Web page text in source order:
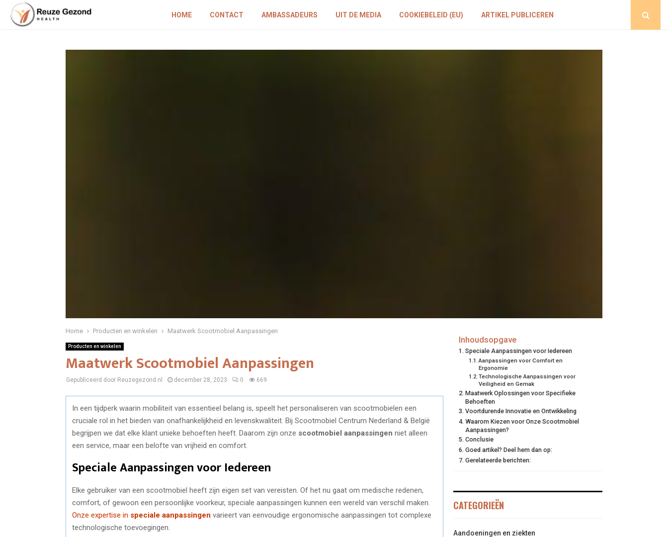
HOME CONTACT AMBASSADEURS UIT DE MEDIA COOKIEBELEID (EU) ARTIKEL PUBLICEREN
Home Producten en winkelen Maatwerk Scootmobiel Aanpassingen
Producten en winkelen
Maatwerk Scootmobiel Aanpassingen
Gepubliceerd door Reuzegezond.nl december 28, 2023 0 669
In een tijdperk waarin mobiliteit van essentieel belang is, speelt het personaliseren van scootmobielen een
cruciale rol in het bieden van onafhankelijkheid en levenskwaliteit. Bij Scootmobiel Centrum Nederland & België
begrijpen we dat elke klant unieke behoeften heeft. Daarom zijn onze scootmobiel aanpassingen niet alleen
een service, maar een belofte van vrijheid en comfort.
Speciale Aanpassingen voor Iedereen
Elke gebruiker van een scootmobiel heeft zijn eigen set van vereisten. Of het nu gaat om medische redenen,
comfort, of gewoon een persoonlijke voorkeur, speciale aanpassingen kunnen een wereld van verschil maken.
Onze expertise in speciale aanpassingen varieert van eenvoudige ergonomische aanpassingen tot complexe
technologische toevoegingen.
Inhoudsopgave
Speciale Aanpassingen voor Iedereen
Aanpassingen voor Comfort en
Ergonomie
Technologische Aanpassingen voor
Veiligheid en Gemak
Maatwerk Oplossingen voor Specifieke
Behoeften
Voortdurende Innovatie en Ontwikkeling
Waarom Kiezen voor Onze Scootmobiel
Aanpassingen?
Conclusie
Goed artikel? Deel hem dan op:
Gerelateerde berichten:
CATEGORIEËN
Aandoeningen en ziekten